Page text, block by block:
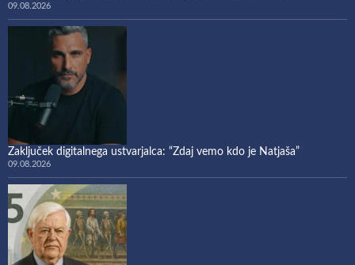
09.08.2026
Zaključek digitalnega ustvarjalca: “Zdaj vemo kdo je Natjaša”
09.08.2026